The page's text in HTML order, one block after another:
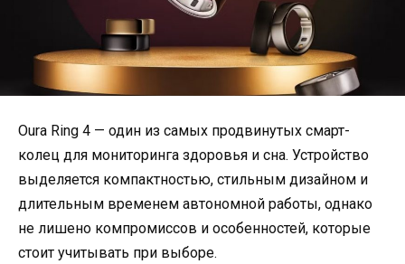
Oura Ring 4 — один из самых продвинутых смарт-
колец для мониторинга здоровья и сна. Устройство
выделяется компактностью, стильным дизайном и
длительным временем автономной работы, однако
не лишено компромиссов и особенностей, которые
стоит учитывать при выборе.